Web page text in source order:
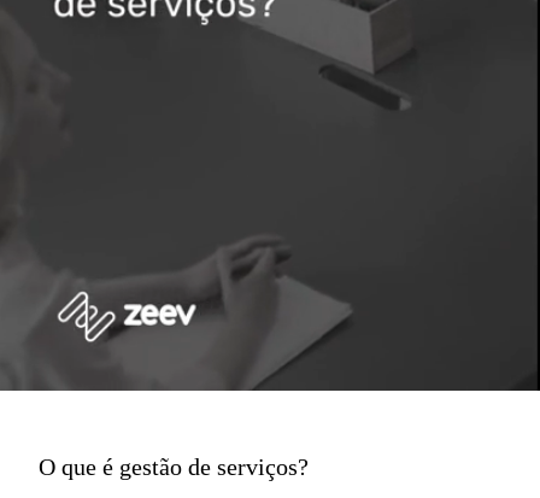
O que é gestão de serviços?